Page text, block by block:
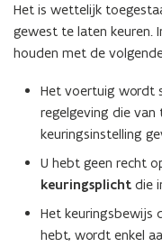
r
)
Het is wettelijk
gewest te laten keuren.
houden met de
Het voertuig wordt
regelgeving die
keuringsinstelling
U hebt geen recht
keuringsplicht die
Het keuringsbewijs
hebt, wordt enkel